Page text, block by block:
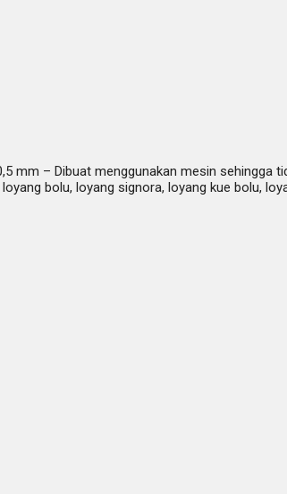
mm – Dibuat menggunakan mesin
bolu, loyang signora, loyang kue bolu,